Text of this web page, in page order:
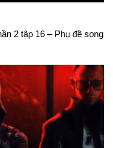
2 tập 16 – Phụ đề song